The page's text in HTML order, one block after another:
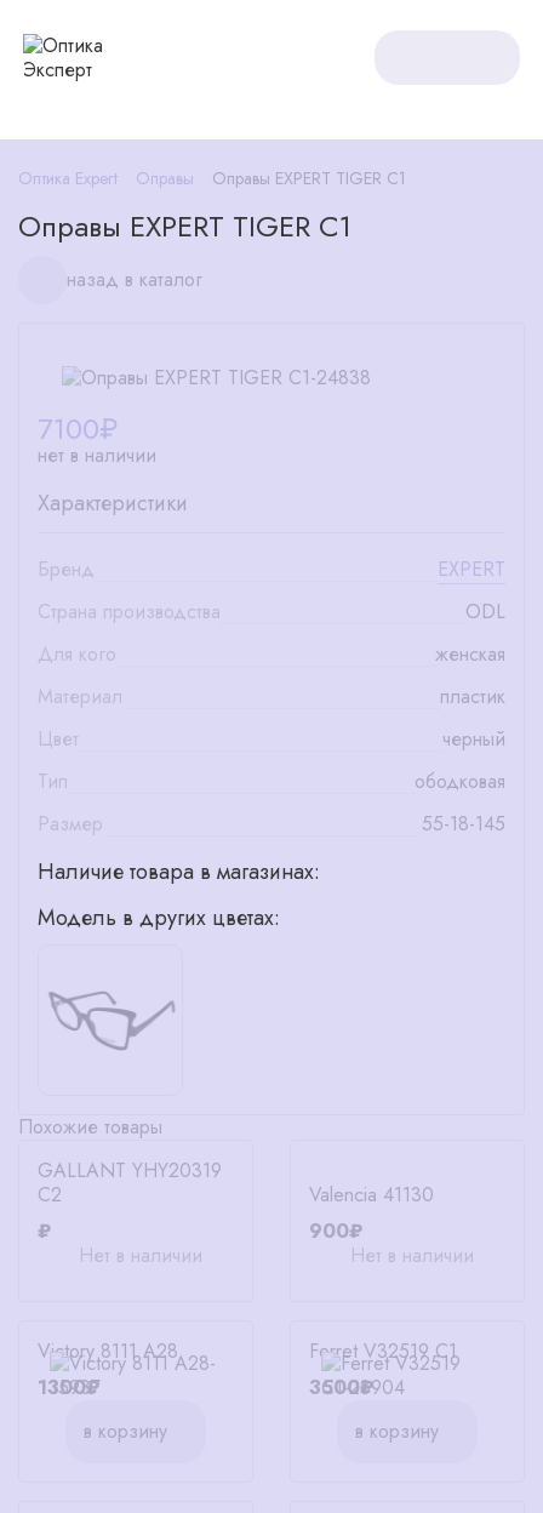
Оптика Expert Оправы Оправы EXPERT TIGER C1
Оправы EXPERT TIGER C1
назад в каталог
7100₽
нет в наличии
Характеристики
Бренд
EXPERT
Страна производства
ODL
Для кого
женская
Материал
пластик
Цвет
черный
Тип
ободковая
Размер
55-18-145
Наличие товара в магазинах:
Модель в других цветах:
Похожие товары
GALLANT YHY20319
C2
₽
Нет в наличии
Valencia 41130
900₽
Нет в наличии
Victory 8111 A28
1300₽
в корзину
Ferret V32519 C1
3500₽
в корзину